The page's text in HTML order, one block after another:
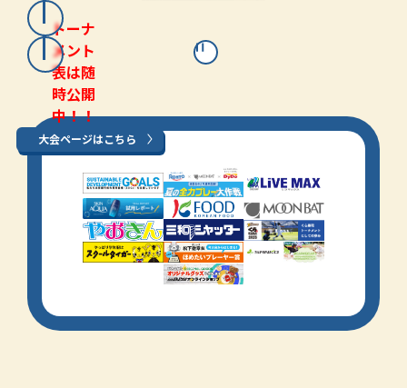
トーナ
メント
表は随
時公開
中！！
大会ページはこちら